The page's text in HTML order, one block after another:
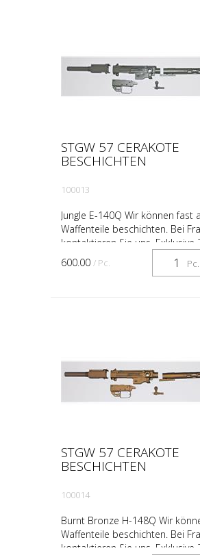
STGW 57 CERAKOTE
BESCHICHTEN
100013
Jungle E-140Q Wir können fast
Waffenteile beschichten. Bei
kontaktieren Sie uns. Exklusive
Pc.
600.00 / Pc.
STGW 57 CERAKOTE
BESCHICHTEN
100014
Burnt Bronze H-148Q Wir
Waffenteile beschichten. Bei
kontaktieren Sie uns. Exklusive